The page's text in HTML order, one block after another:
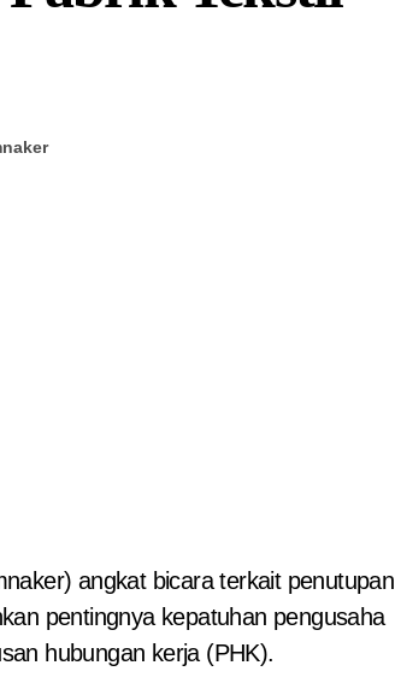
angkat bicara terkait penutupan
pentingnya kepatuhan pengusaha
hubungan kerja (PHK).